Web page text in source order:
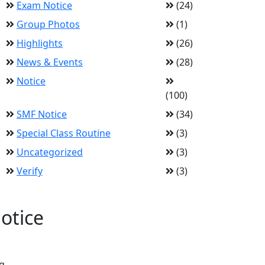
Exam Notice
(24)
Group Photos
(1)
Highlights
(26)
News & Events
(28)
Notice
(100)
SMF Notice
(34)
Special Class Routine
(3)
Uncategorized
(3)
Verify
(3)